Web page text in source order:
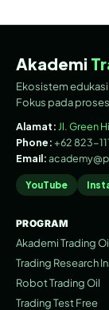
Akademi
Ekosistem
Fokus pada
Alamat: Jl. Green
Phone:+62 823-
Email:
YouTube
PROGRAM
Akademi Trading
Trading Research
Robot Trading Oil
Trading Test Free